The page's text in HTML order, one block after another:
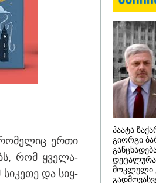
ვატირე!" - რას ამბობს
პროკურატურის
განცხადების შემდეგ
14:20 / 07-08-2026
"ჩემი აზრით, ენამ
გაუსწრო აზრს და
ერთი
რომ ყვე­ლა­
და სიყ­
პაატა
გიორგი
მოკლული